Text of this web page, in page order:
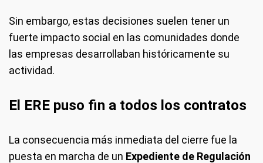
Sin embargo, estas decisiones suelen tener un
fuerte impacto social en las comunidades donde
las empresas desarrollaban históricamente su
actividad.
El ERE puso fin a todos los contratos
La consecuencia más inmediata del cierre fue la
puesta en marcha de un Expediente de Regulación